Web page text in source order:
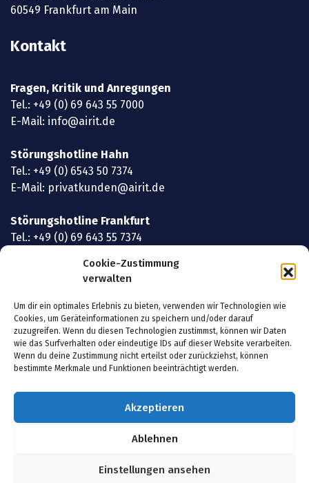
Cookie-Zustimmung
verwalten
Um dir ein optimales Erlebnis zu bieten, verwenden wir Technologien wie
Cookies, um Geräteinformationen zu speichern und/oder darauf
zuzugreifen. Wenn du diesen Technologien zustimmst, können wir Daten
wie das Surfverhalten oder eindeutige IDs auf dieser Website verarbeiten.
Wenn du deine Zustimmung nicht erteilst oder zurückziehst, können
bestimmte Merkmale und Funktionen beeinträchtigt werden.
Akzeptieren
Ablehnen
Einstellungen ansehen
60549 Frankfurt am Main
Kontakt
Fragen, Kritik und Anregungen
Tel.: +49 (0) 69 643 55 7000
E-Mail: info@airit.de
Störungshotline Hahn
Tel.: +49 (0) 6543 50 7374
E-Mail: privatkunden@airit.de
Störungshotline Frankfurt
Tel.: +49 (0) 69 643 55 7374
Privatkunden
Geschäftskunden
Kontakt
Datenschutzerklärung